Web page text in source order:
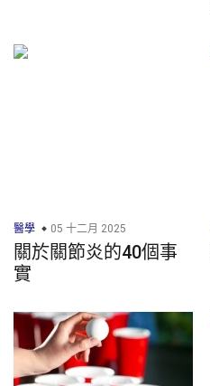
醫學 05 十二月 2025
關於關節炎的40個事
實